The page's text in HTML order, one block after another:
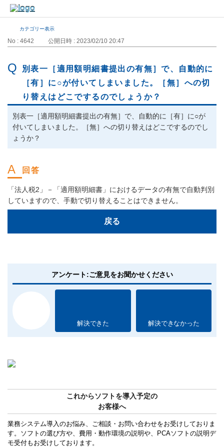
カテゴリー表示
No : 4642 公開日時 : 2023/02/10 20:47
別表一［適用額明細書提出の有無］で、自動的に
［有］に○が付いてしまいました。［無］への切
り替えはどこでするのでしょうか？
別表一［適用額明細書提出の有無］で、自動的に［有］に○が
付いてしまいました。［無］への切り替えはどこでするのでし
ょうか？
「法人税2」－「適用額明細書」におけるデータの有無で自動判別
していますので、手動で切り替えることはできません。
戻る
アンケート:ご意見をお聞かせください
解決できた 解決できなかった
これからソフトを導入予定の
お客様へ
業務システム導入のお悩み、ご相談・お問い合わせをお受けしておりま
す。ソフトの選び方や、費用・動作環境の説明や、PCAソフトの説明デ
モ受付もお受けしております。